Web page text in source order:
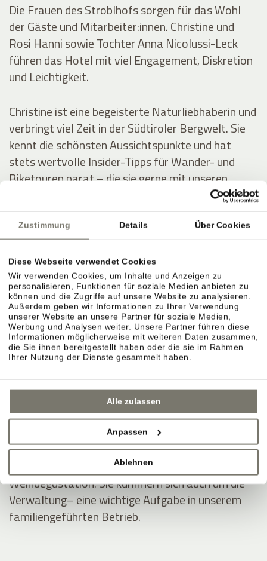
Zustimmung Details Über Cookies
Diese Webseite verwendet Cookies
Wir verwenden Cookies, um Inhalte und Anzeigen zu
personalisieren, Funktionen für soziale Medien anbieten zu
können und die Zugriffe auf unsere Website zu analysieren.
Außerdem geben wir Informationen zu Ihrer Verwendung
unserer Website an unsere Partner für soziale Medien,
Werbung und Analysen weiter. Unsere Partner führen diese
Informationen möglicherweise mit weiteren Daten zusammen,
die Sie ihnen bereitgestellt haben oder die sie im Rahmen
Ihrer Nutzung der Dienste gesammelt haben.
Alle zulassen
Anpassen
Ablehnen
Die Frauen des Stroblhofs sorgen für das Wohl
der Gäste und Mitarbeiter:innen. Christine und
Rosi Hanni sowie Tochter Anna Nicolussi-Leck
führen das Hotel mit viel Engagement, Diskretion
und Leichtigkeit.
Christine ist eine begeisterte Naturliebhaberin und
verbringt viel Zeit in der Südtiroler Bergwelt. Sie
kennt die schönsten Aussichtspunkte und hat
stets wertvolle Insider-Tipps für Wander- und
Biketouren parat – die sie gerne mit unseren
Rosi besitzt einen ausgeprägten Sinn für Ästhetik.
ins Hotel und schafft stilvolle Dekorationen, auf
die uns die Gäste oft ansprechen.
Die Gastfreundschaft haben Rosi und Christine an
Anna weitergegeben. Sie betreut unsere Gäste mit
Freude, Geduld und Charme – auch in hektischen
Momenten.
Andreas und Thomas Nicolussi-Leck, arbeiten
meist hinter den Kulissen. Sie sind ein eingespieltes
Team in den Weinbergen und der Weinproduktion.
Mit unseren Gästen diskutieren sie gerne über
Wein und teilen ihr Wissen bei der wöchentlichen
Weindegustation. Sie kümmern sich auch um die
Verwaltung– eine wichtige Aufgabe in unserem
familiengeführten Betrieb.